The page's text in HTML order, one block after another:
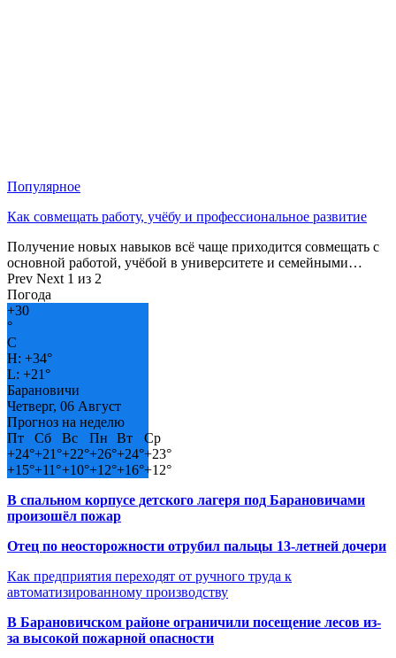
Популярное
Как совмещать работу, учёбу и профессиональное развитие
Получение новых навыков всё чаще приходится совмещать с
основной работой, учёбой в университете и семейными…
Prev Next 1 из 2
Погода
+30
°
C
H: +34°
L: +21°
Барановичи
Четверг, 06 Август
Прогноз на неделю
Пт
Сб Вс Пн Вт
Ср
+24°+21°+22°+26°+24°+23°
+15°+11°+10°+12°+16°+12°
В спальном корпусе детского лагеря под Барановичами
произошёл пожар
Отец по неосторожности отрубил пальцы 13-летней дочери
Как предприятия переходят от ручного труда к
автоматизированному производству
В Барановичском районе ограничили посещение лесов из-
за высокой пожарной опасности